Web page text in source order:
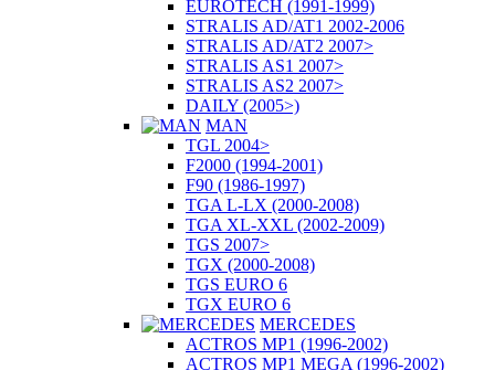
EUROTECH (1991-1999)
STRALIS AD/AT1 2002-2006
STRALIS AD/AT2 2007>
STRALIS AS1 2007>
STRALIS AS2 2007>
DAILY (2005>)
MAN
TGL 2004>
F2000 (1994-2001)
F90 (1986-1997)
TGA L-LX (2000-2008)
TGA XL-XXL (2002-2009)
TGS 2007>
TGX (2000-2008)
TGS EURO 6
TGX EURO 6
MERCEDES
ACTROS MP1 (1996-2002)
ACTROS MP1 MEGA (1996-2002)